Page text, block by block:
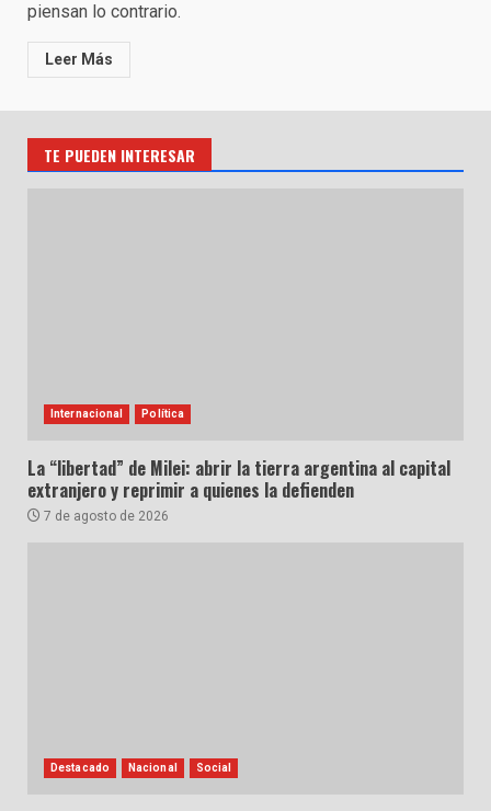
piensan lo contrario.
Leer Más
TE PUEDEN INTERESAR
Internacional Política
La “libertad” de Milei: abrir la tierra argentina al capital
extranjero y reprimir a quienes la defienden
7 de agosto de 2026
Destacado Nacional Social